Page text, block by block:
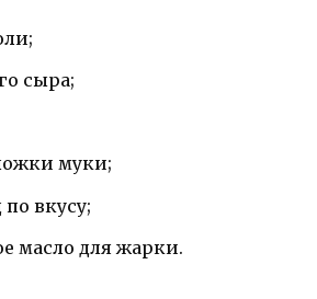
сыра;
муки;
вкусу;
масло для жарки.